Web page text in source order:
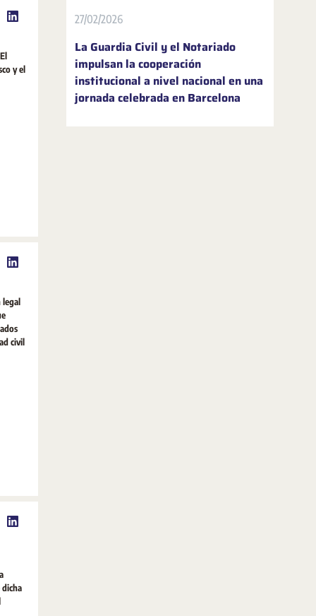
y el
legal
civil
27/02/2026
La Guardia Civil y el Notariado
impulsan la cooperación
institucional a nivel nacional en una
jornada celebrada en Barcelona